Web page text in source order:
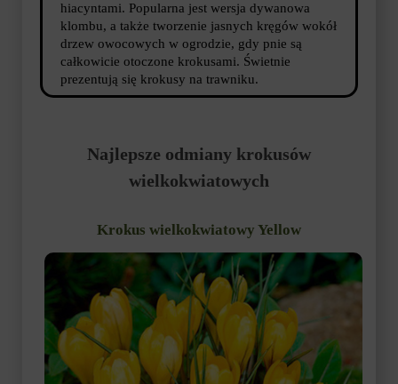
hiacyntami. Popularna jest wersja dywanowa
klombu, a także tworzenie jasnych kręgów wokół
drzew owocowych w ogrodzie, gdy pnie są
całkowicie otoczone krokusami. Świetnie
prezentują się krokusy na trawniku.
Najlepsze odmiany krokusów
wielkokwiatowych
Krokus wielkokwiatowy Yellow